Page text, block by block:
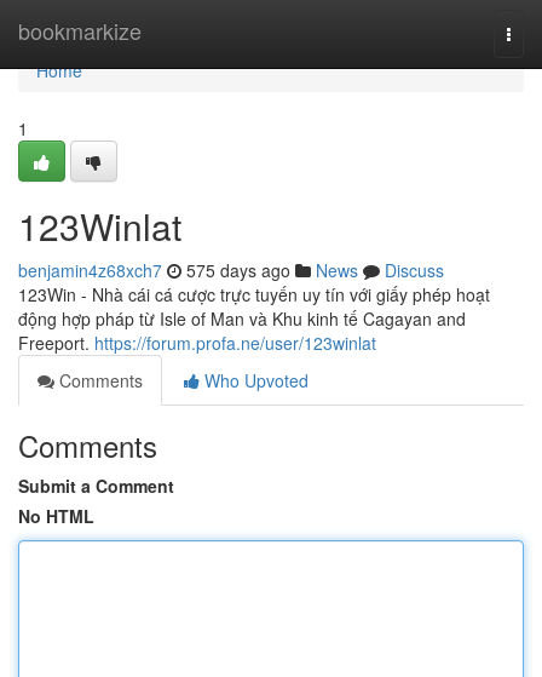
bookmarkize
Home
Home
1
123Winlat
benjamin4z68xch7 575 days ago News
Discuss
123Win - Nhà cái cá cược trực tuyến uy tín với giấy phép hoạt
động hợp pháp từ Isle of Man và Khu kinh tế Cagayan and
Freeport. https://forum.profa.ne/user/123winlat
Comments
Who Upvoted
Comments
Submit a Comment
No HTML